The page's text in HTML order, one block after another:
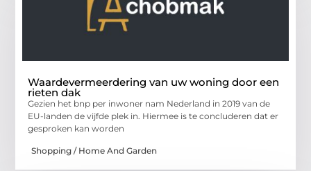
Waardevermeerdering van uw woning door een
rieten dak
Gezien het bnp per inwoner nam Nederland in 2019 van de
EU-landen de vijfde plek in. Hiermee is te concluderen dat er
gesproken kan worden
Shopping / Home And Garden